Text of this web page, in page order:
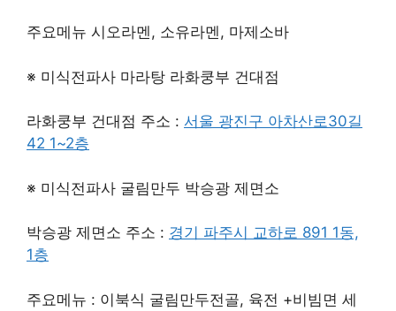
주요메뉴 시오라멘, 소유라멘, 마제소바
※ 미식전파사 마라탕 라화쿵부 건대점
라화쿵부 건대점 주소 : 서울 광진구 아차산로30길
42 1~2층
※ 미식전파사 굴림만두 박승광 제면소
박승광 제면소 주소 : 경기 파주시 교하로 891 1동,
1층
주요메뉴 : 이북식 굴림만두전골, 육전 +비빔면 세